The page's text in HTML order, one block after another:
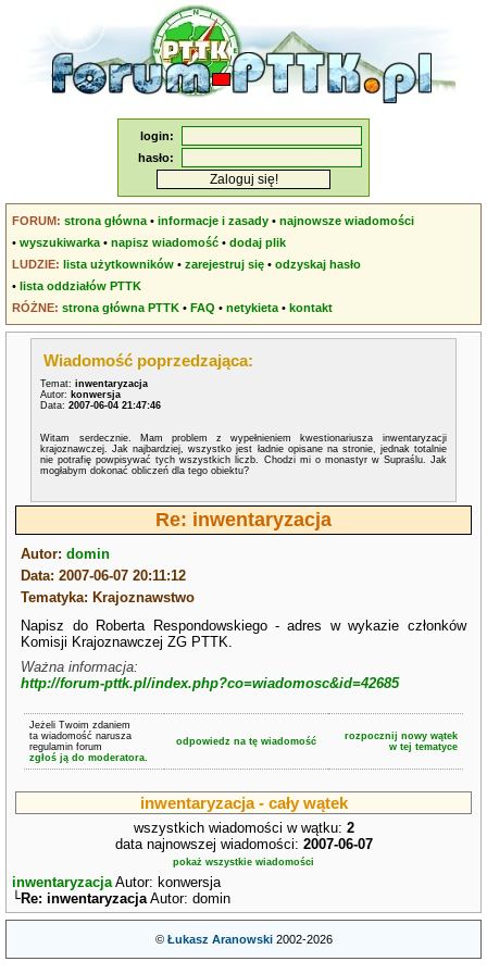
login:
hasło:
FORUM: strona główna •informacje i zasady •najnowsze wiadomości
•wyszukiwarka •napisz wiadomość •dodaj plik
LUDZIE: lista użytkowników •zarejestruj się •odzyskaj hasło
•lista oddziałów PTTK
RÓŻNE: strona główna PTTK •FAQ •netykieta •kontakt
Wiadomość poprzedzająca:
Temat:inwentaryzacja
Autor: konwersja
Data:2007-06-04 21:47:46
Witam serdecznie. Mam problem z wypełnieniem kwestionariusza inwentaryzacji
krajoznawczej. Jak najbardziej, wszystko jest ładnie opisane na stronie, jednak totalnie
nie potrafię powpisywać tych wszystkich liczb. Chodzi mi o monastyr w Supraślu. Jak
mogłabym dokonać obliczeń dla tego obiektu?
Re: inwentaryzacja
Autor:domin
Data: 2007-06-07 20:11:12
Tematyka: Krajoznawstwo
Napisz do Roberta Respondowskiego - adres w wykazie członków
Komisji Krajoznawczej ZG PTTK.
Ważna informacja:
http://forum-pttk.pl/index.php?co=wiadomosc&id=42685
Jeżeli Twoim zdaniem
ta wiadomość narusza
regulamin forum
zgłoś ją do moderatora.
odpowiedz na tę wiadomość
rozpocznij nowy wątek
w tej tematyce
inwentaryzacja - cały wątek
wszystkich wiadomości w wątku: 2
data najnowszej wiadomości: 2007-06-07
pokaż wszystkie wiadomości
inwentaryzacjaAutor: konwersja
└Re: inwentaryzacjaAutor: domin
© Łukasz Aranowski2002-2026